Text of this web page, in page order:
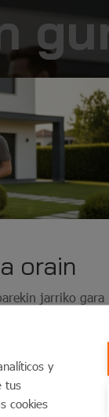
orain
jarriko gara
y
tus
cookies